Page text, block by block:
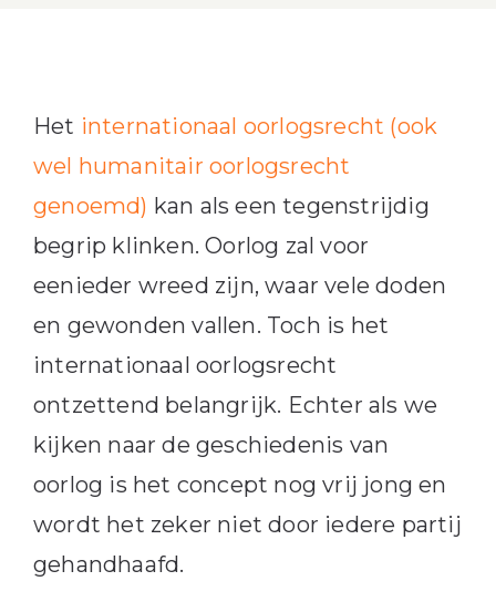
Het internationaal oorlogsrecht (ook
wel humanitair oorlogsrecht
genoemd) kan als een tegenstrijdig
begrip klinken. Oorlog zal voor
eenieder wreed zijn, waar vele doden
en gewonden vallen. Toch is het
internationaal oorlogsrecht
ontzettend belangrijk. Echter als we
kijken naar de geschiedenis van
oorlog is het concept nog vrij jong en
wordt het zeker niet door iedere partij
gehandhaafd.